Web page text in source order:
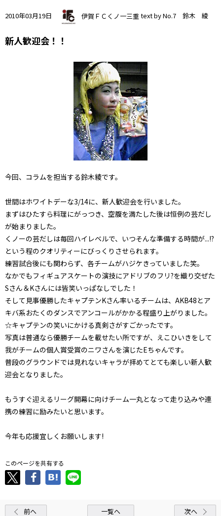
2010年03月19日 伊賀ＦＣくノ一三重text by No.7 鈴木 綾
新人歓迎会！！
今回、コラムを担当する鈴木綾です。
世間はホワイトデーな3/14に、新人歓迎会を行いました。
まずはひたすら料理にがっつき、空腹を満たした後は恒例の芸だし
が始まりました。
くノーの芸だしは毎回ハイレベルで、いつそんな準備する時間が...!?
という程のクオリティーにびっくりさせられます。
練習試合後にも関わらず、各チームがハジケきっていました笑。
なかでもフィギュアスケートの演技にアドリブのフリ?を織り交ぜた
Sさん＆Kさんには皆笑いっぱなしでした！
そして見事優勝したキャプテンKさん率いるチームは、AKB48とア
キバ系おたくのダンスでアンコールがかかる程盛り上がりました。
☆キャプテンの笑いにかける真剣さがすごかったです。
写真は普通なら優勝チームを載せたい所ですが、えこひいきをして
我がチームの個人賞受賞のニワさんを演じたEちゃんです。
普段のグラウンドでは見れないキャラが拝めてとても楽しい新人歓
迎会となりました。
もうすぐ迎えるリーグ開幕に向けチーム一丸となって走り込みや連
携の練習に励みたいと思います。
今年も応援宜しくお願いします!
このページを共有する
前へ 一覧へ 次へ